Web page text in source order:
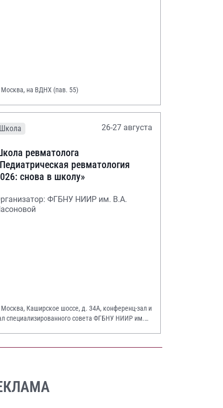
Москва, на ВДНХ (пав. 55)
Школа 26-27 августа
ревматолога
ревматология
снова в школу»
ФГБНУ НИИР им. В.А.
Москва, Каширское шоссе, д. 34А, конференц-зал и
специализированного совета ФГБНУ НИИР им.